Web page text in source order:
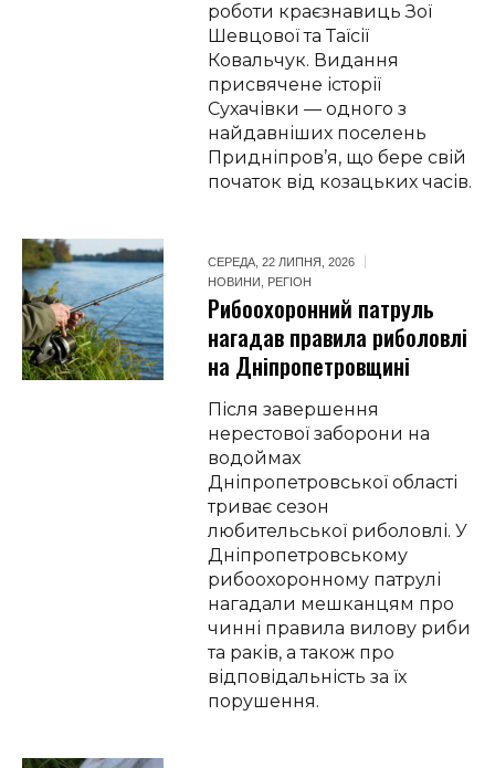
роботи краєзнавиць Зої
Шевцової та Таїсії
Ковальчук. Видання
присвячене історії
Сухачівки — одного з
найдавніших поселень
Придніпров’я, що бере свій
початок від козацьких часів.
СЕРЕДА, 22 ЛИПНЯ, 2026
НОВИНИ
РЕГІОН
Рибоохоронний патруль
нагадав правила риболовлі
на Дніпропетровщині
Після завершення
нерестової заборони на
водоймах
Дніпропетровської області
триває сезон
любительської риболовлі. У
Дніпропетровському
рибоохоронному патрулі
нагадали мешканцям про
чинні правила вилову риби
та раків, а також про
відповідальність за їх
порушення.